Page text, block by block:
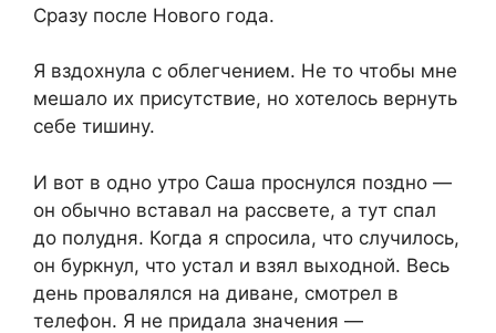
Сразу после Нового года.
Я вздохнула с облегчением. Не то чтобы мне
мешало их присутствие, но хотелось вернуть
себе тишину.
И вот в одно утро Саша проснулся поздно —
он обычно вставал на рассвете, а тут спал
до полудня. Когда я спросила, что случилось,
он буркнул, что устал и взял выходной. Весь
день провалялся на диване, смотрел в
телефон. Я не придала значения —